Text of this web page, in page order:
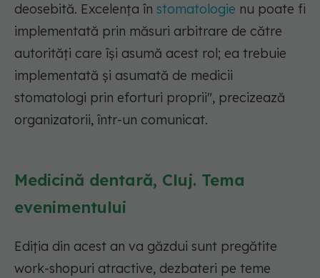
deosebită. Excelența în stomatologie nu poate fi
implementată prin măsuri arbitrare de către
autorități care își asumă acest rol; ea trebuie
implementată și asumată de medicii
stomatologi prin eforturi proprii", precizează
organizatorii, într-un comunicat.
Medicină dentară, Cluj. Tema
evenimentului
Ediția din acest an va găzdui sunt pregătite
work-shopuri atractive, dezbateri pe teme